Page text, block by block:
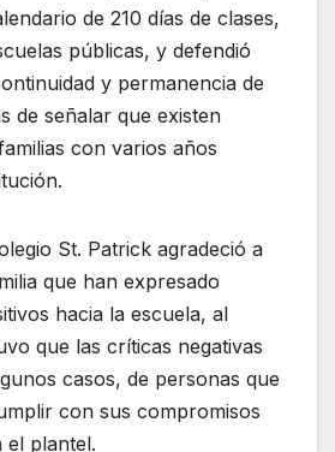
de 210 días de clases,
públicas, y defendió
y permanencia de
de señalar que existen
con varios años
St. Patrick agradeció a
que han expresado
hacia la escuela, al
que las críticas negativas
casos, de personas que
con sus compromisos
el plantel.